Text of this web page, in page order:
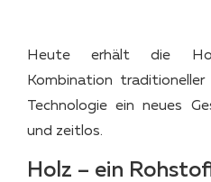
Heute erhält die
Kombination
Technologie ein neues
und zeitlos.
Holz – ein